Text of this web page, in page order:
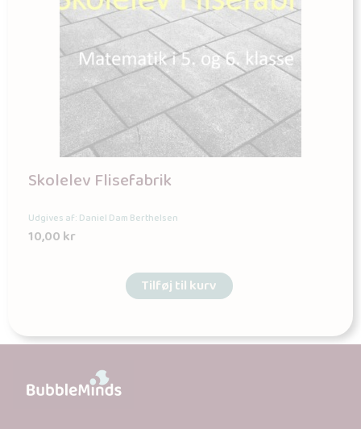
Skolelev Flisefabrik
Udgives af: Daniel Dam Berthelsen
10,00kr
Tilføj til kurv